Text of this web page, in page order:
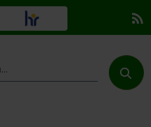
rss_feed